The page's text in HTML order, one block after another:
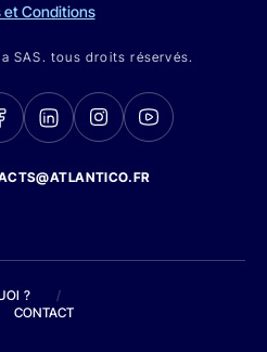
et Conditions
SAS. tous droits réservés.
?
/
CONTACT